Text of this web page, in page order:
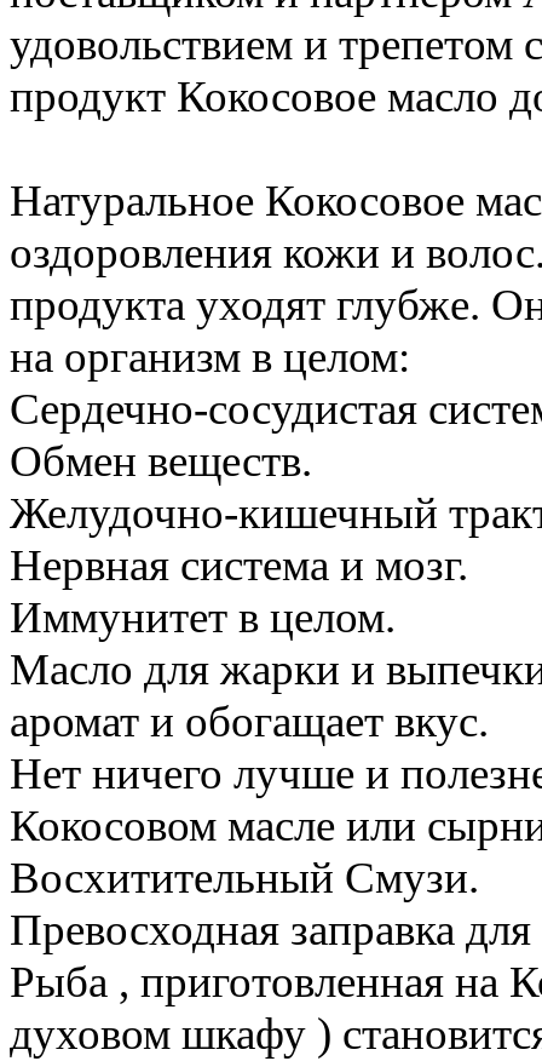
удовольствием и трепетом
продукт Кокосовое масло
Натуральное Кокосовое
оздоровления кожи и
продукта уходят глубже.
на организм в целом:
Сердечно-сосудистая
Обмен веществ.
Желудочно-кишечный
Нервная система и мозг.
Иммунитет в целом.
Масло для жарки и
аромат и обогащает вкус.
Нет ничего лучше и
Кокосовом масле или
Восхитительный Смузи.
Превосходная заправка для
Рыба , приготовленная на
духовом шкафу )